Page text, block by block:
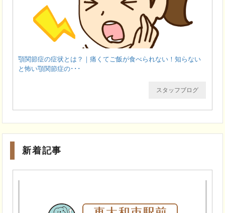
顎関節症の症状とは？｜痛くてご飯が食べられない！知らない
と怖い顎関節症の･･･
スタッフブログ
新着記事